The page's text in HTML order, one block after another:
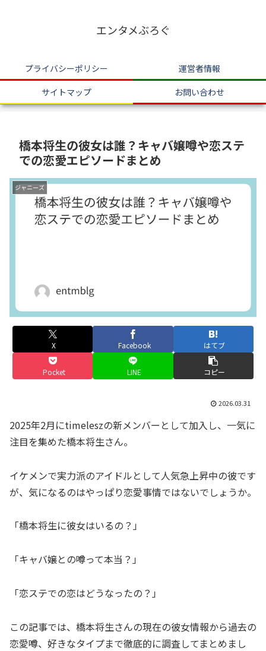
エンタメぶろぐ
プライバシーポリシー
運営者情報
サイトマップ
お問い合わせ
橋本将生の彼女は誰？キャバ嬢噂や恋ステ
での恋愛エピソードまとめ
ジャニーズ
X Facebook はてブ
Pocket LINE コピー
2026.03.31
2025年2月にtimeleszの新メンバーとして加入し、一気に
注目を集めた橋本将生さん。
イケメンで実力派のアイドルとして人気急上昇中の彼です
が、気になるのはやっぱり恋愛事情ではないでしょうか。
「橋本将生に彼女はいるの？」
「キャバ嬢との噂って本当？」
「恋ステでの恋はどうなったの？」
この記事では、橋本将生さんの現在の彼女情報から過去の
恋愛噂、好きなタイプまで徹底的に調査してまとめまし